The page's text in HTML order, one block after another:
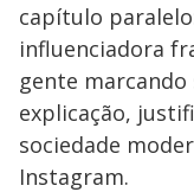
capítulo
influenciadora
gente marcando
explicação,
sociedade
Instagram.